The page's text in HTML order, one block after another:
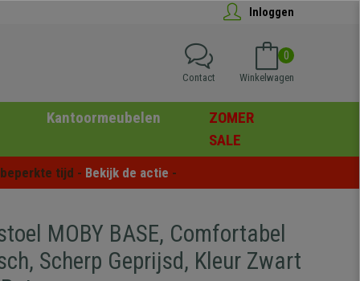
Inloggen
0
Winkelwagen
Contact
Kantoormeubelen
ZOMER
SALE
tijd - Bekijk de actie -
MOBY BASE, Comfortabel
Scherp Geprijsd, Kleur Zwart